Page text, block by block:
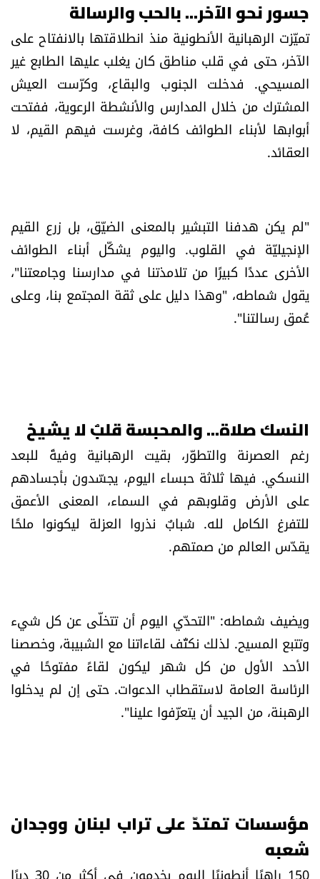
جسور نحو الآخر... بالحب والرسالة
تميّزت الرهبانية الأنطونية منذ انطلاقتها بالانفتاح على
الآخر، حتى في قلب مناطق كان يغلب عليها الطابع غير
المسيحي. فدخلت الجنوب والبقاع، وكرّست العيش
المشترك من خلال المدارس والأنشطة الرعوية، ففتحت
أبوابها لأبناء الطوائف كافة، وغرست فيهم القيم، لا
العقائد.
"لم يكن هدفنا التبشير بالمعنى الضيّق، بل زرع القيم
الإنجيليّة في القلوب. واليوم يشكّل أبناء الطوائف
الأخرى عددًا كبيرًا من تلامذتنا في مدارسنا وجامعتنا"،
يقول شماطه، "وهذا دليل على ثقة المجتمع بنا، وعلى
عُمق رسالتنا".
النسك صلاة... والمحبسة قلبٌ لا يشيخ
رغم العصرنة والتطوّر، بقيت الرهبانية وفيةً للبعد
النسكي. فيها ثلاثة حبساء اليوم، يجسّدون بأجسادهم
على الأرض وقلوبهم في السماء، المعنى الأعمق
للتفرغ الكامل لله. شبابٌ نذروا العزلة ليكونوا ملحًا
يقدّس العالم من صمتهم.
ويضيف شماطه: "التحدّي اليوم أن تتخلّى عن كل شيء
وتتبع المسيح. لذلك نكثّف لقاءاتنا مع الشبيبة، وخصصنا
الأحد الأول من كل شهر ليكون لقاءً مفتوحًا في
الرئاسة العامة لاستقطاب الدعوات. حتى إن لم يدخلوا
الرهبنة، من الجيد أن يتعرّفوا علينا".
مؤسسات تمتدّ على تراب لبنان ووجدان
شعبه